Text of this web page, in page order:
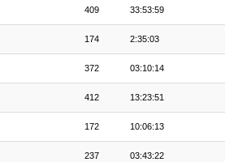
409 33:53:59
174 2:35:03
372 03:10:14
412 13:23:51
172 10:06:13
237 03:43:22